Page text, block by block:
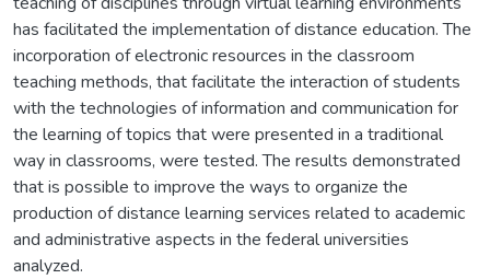
has facilitated the implementation of distance education. The
incorporation of electronic resources in the classroom
teaching methods, that facilitate the interaction of students
with the technologies of information and communication for
the learning of topics that were presented in a traditional
way in classrooms, were tested. The results demonstrated
that is possible to improve the ways to organize the
production of distance learning services related to academic
and administrative aspects in the federal universities
analyzed.